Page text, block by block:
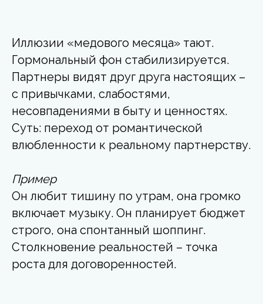
Иллюзии «медового месяца» тают.
Гормональный фон стабилизируется.
Партнеры видят друг друга настоящих –
с привычками, слабостями,
несовпадениями в быту и ценностях.
Суть: переход от романтической
влюбленности к реальному партнерству.
Пример
Он любит тишину по утрам, она громко
включает музыку. Он планирует бюджет
строго, она спонтанный шоппинг.
Столкновение реальностей – точка
роста для договоренностей.